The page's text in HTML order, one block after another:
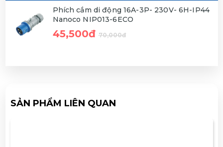
Phích cắm di động 16A-3P- 230V- 6H-IP44
Nanoco NIP013-6ECO
45,500đ 70,000đ
SẢN PHẨM LIÊN QUAN